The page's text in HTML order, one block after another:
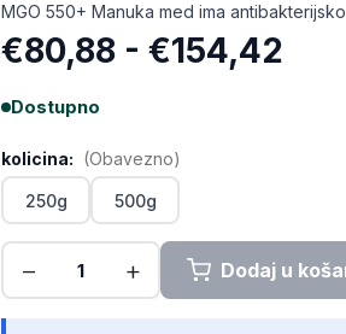
MGO 550+ Manuka med ima
€80,88 - €154,42
Dostupno
kolicina: (Obavezno)
250g 500g